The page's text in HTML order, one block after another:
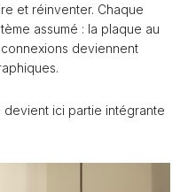
et réinventer. Chaque
assumé : la plaque au
deviennent
devient ici partie intégrante